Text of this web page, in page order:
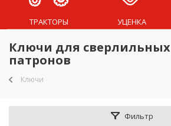
ТРАКТОРЫ УЦЕНКА
Ключи для сверлильных
патронов
Ключи
Фильтр